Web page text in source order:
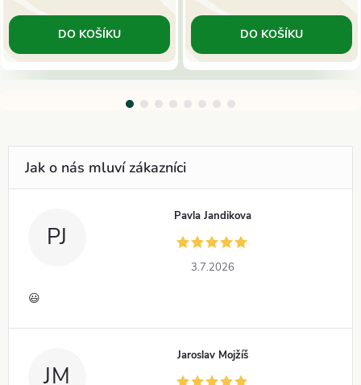
DO KOŠÍKU DO KOŠÍKU
PJ
Pavla Jandikova
3.7.2026
😃
JM
Jaroslav Mojžíš